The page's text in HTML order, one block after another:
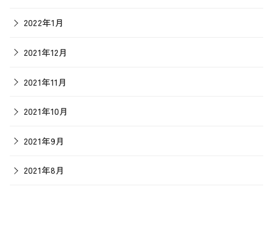
2022年1月
2021年12月
2021年11月
2021年10月
2021年9月
2021年8月